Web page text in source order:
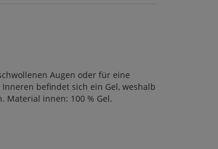
Augen oder für eine
befindet sich ein Gel, weshalb
Material innen: 100 % Gel.